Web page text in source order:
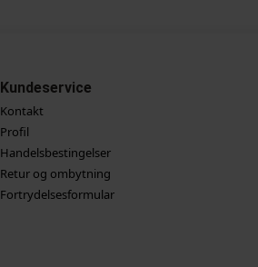
Kundeservice
Kontakt
Profil
Handelsbestingelser
Retur og ombytning
Fortrydelsesformular